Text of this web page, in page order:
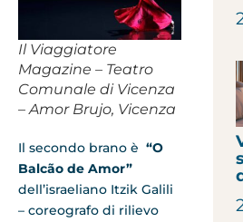
Il Viaggiatore
Magazine – Teatro
Comunale di Vicenza
– Amor Brujo, Vicenza
Il secondo brano è “O
Balcão de Amor”
dell’israeliano Itzik Galili
– coreografo di rilievo